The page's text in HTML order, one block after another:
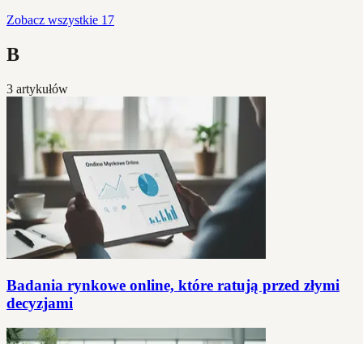
Zobacz wszystkie 17
B
3 artykułów
Badania rynkowe online, które ratują przed złymi
decyzjami